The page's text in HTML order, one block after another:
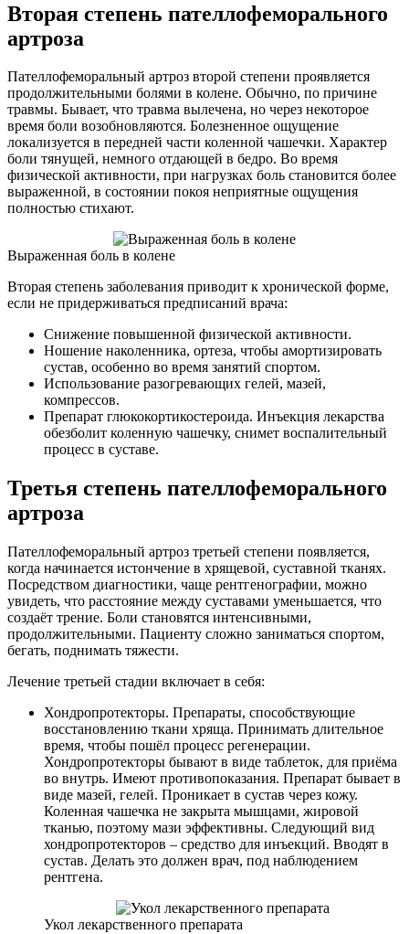
Вторая степень пателлофеморального
артроза
Пателлофеморальный артроз второй степени проявляется
продолжительными болями в колене. Обычно, по причине
травмы. Бывает, что травма вылечена, но через некоторое
время боли возобновляются. Болезненное ощущение
локализуется в передней части коленной чашечки. Характер
боли тянущей, немного отдающей в бедро. Во время
физической активности, при нагрузках боль становится более
выраженной, в состоянии покоя неприятные ощущения
полностью стихают.
Выраженная боль в колене
Вторая степень заболевания приводит к хронической форме,
если не придерживаться предписаний врача:
Снижение повышенной физической активности.
Ношение наколенника, ортеза, чтобы амортизировать
сустав, особенно во время занятий спортом.
Использование разогревающих гелей, мазей,
компрессов.
Препарат глюкокортикостероида. Инъекция лекарства
обезболит коленную чашечку, снимет воспалительный
процесс в суставе.
Третья степень пателлофеморального
артроза
Пателлофеморальный артроз третьей степени появляется,
когда начинается истончение в хрящевой, суставной тканях.
Посредством диагностики, чаще рентгенографии, можно
увидеть, что расстояние между суставами уменьшается, что
создаёт трение. Боли становятся интенсивными,
продолжительными. Пациенту сложно заниматься спортом,
бегать, поднимать тяжести.
Лечение третьей стадии включает в себя:
Хондропротекторы. Препараты, способствующие
восстановлению ткани хряща. Принимать длительное
время, чтобы пошёл процесс регенерации.
Хондропротекторы бывают в виде таблеток, для приёма
во внутрь. Имеют противопоказания. Препарат бывает в
виде мазей, гелей. Проникает в сустав через кожу.
Коленная чашечка не закрыта мышцами, жировой
тканью, поэтому мази эффективны. Следующий вид
хондропротекторов – средство для инъекций. Вводят в
сустав. Делать это должен врач, под наблюдением
рентгена.
Укол лекарственного препарата